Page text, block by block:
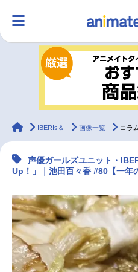
ランキング
ラジオ みんなの声
マンガ・ラノベ ゲーム・アプリ
2.5次元 配信・Vtuber
最新記事一覧
アニメ記事一覧
animateTimes
IBERIs＆ 画像一覧 コラム連
声優ガールズユニット・
Up！」｜池田百々香 #80【一年